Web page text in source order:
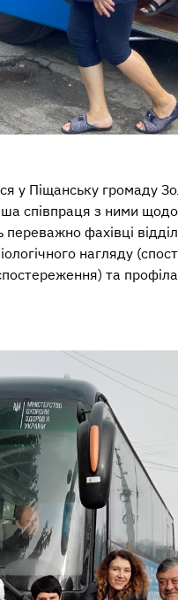
у Піщанську громаду
співпраця з ними
фахівці
нагляду
та